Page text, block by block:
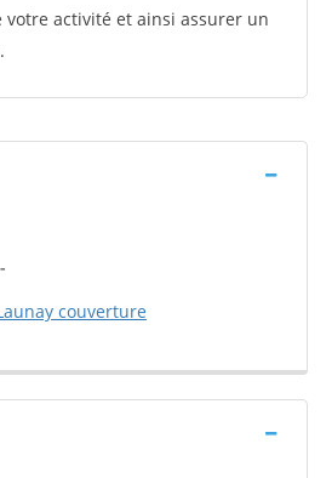
activité et ainsi assurer un
couverture